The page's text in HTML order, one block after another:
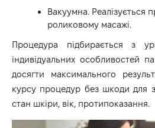
Вакуумна. Реалізується
роликовому масажі.
Процедура підбирається з
індивідуальних особливостей
досягти максимального
курсу процедур без шкоди для
стан шкіри, вік, протипоказання.